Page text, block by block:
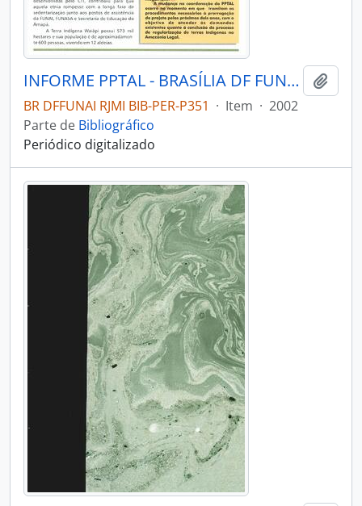
INFORME PPTAL - BRASÍLIA DF FUNAI - 2002 - Nº05
BR DFFUNAI RJMI BIB-PER-P351 · Item · 2002
Parte de Bibliográfico
Periódico digitalizado